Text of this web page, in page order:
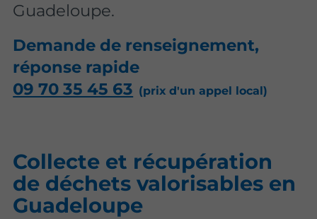
Guadeloupe.
Demande de renseignement,
réponse rapide
09 70 35 45 63
Collecte et récupération
de déchets valorisables en
Guadeloupe